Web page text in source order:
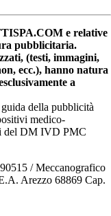
e relative
pubblicitaria.
(testi, immagini,
ecc.), hanno natura
a
della pubblicità
medico-
del DM IVD PMC
/ Meccanografico
Arezzo 68869 Cap.